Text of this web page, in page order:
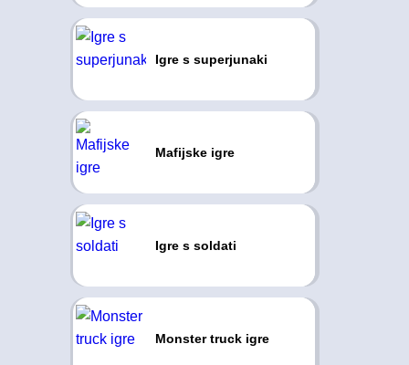
Igre s superjunaki
Mafijske igre
Igre s soldati
Monster truck igre